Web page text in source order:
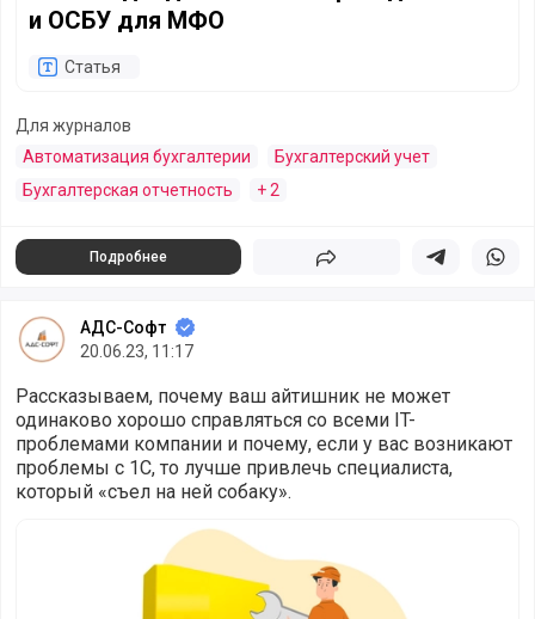
и ОСБУ для МФО
Статья
Для журналов
Автоматизация бухгалтерии
Бухгалтерский учет
Бухгалтерская отчетность
+ 2
Подробнее Поделиться Поделиться в
АДС-Софт
20.06.23, 11:17
Рассказываем, почему ваш айтишник не может
одинаково хорошо справляться со всеми IT-
проблемами компании и почему, если у вас возникают
проблемы с 1С, то лучше привлечь специалиста,
который «съел на ней собаку».
У меня тормозит 1С. Почему мой IT-специалист не может